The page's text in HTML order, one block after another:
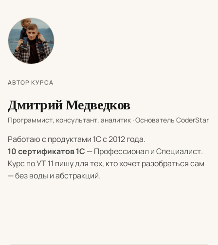
АВТОР КУРСА
Дмитрий Медведков
Программист, консультант, аналитик · Основатель CoderStar
Работаю с продуктами 1С с 2012 года.
10 сертификатов 1С — Профессионал и Специалист.
Курс по УТ 11 пишу для тех, кто хочет разобраться сам
— без воды и абстракций.